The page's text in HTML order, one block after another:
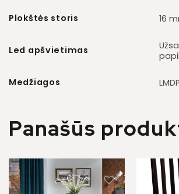
Plokštės storis 16
Led apšvietimas
Medžiagos LMDP
Panašūs